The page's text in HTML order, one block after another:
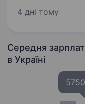
Здійснюємо
4 дні тому
Середня
в Україні